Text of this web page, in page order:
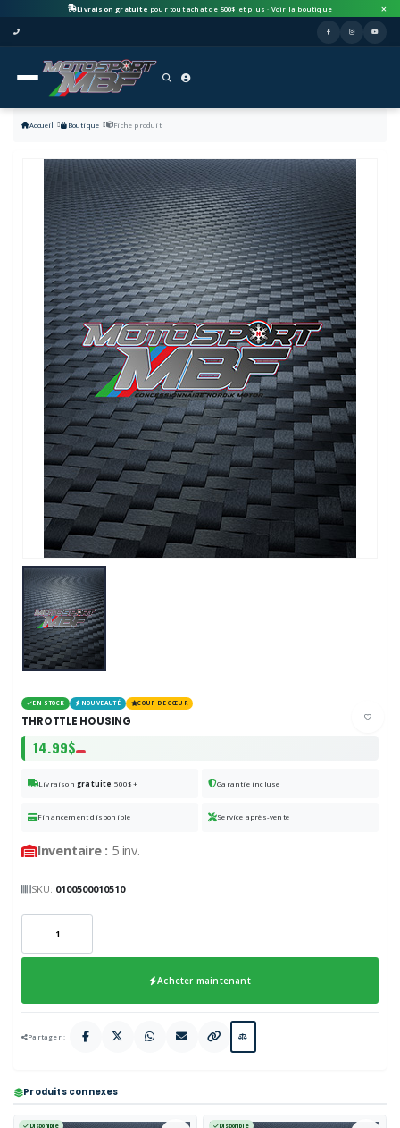
Livraison gratuite pour tout achat de 500$ et plus · Voir la boutique
Accueil Boutique Fiche produit
EN STOCK NOUVEAUTÉ COUP DE CŒUR
THROTTLE HOUSING
14.99$
Livraison gratuite 500$+ Garantie incluse
Financement disponible Service après-vente
Inventaire : 5 inv.
SKU: 0100500010510
Acheter maintenant
Partager :
Produits connexes
Disponible Disponible